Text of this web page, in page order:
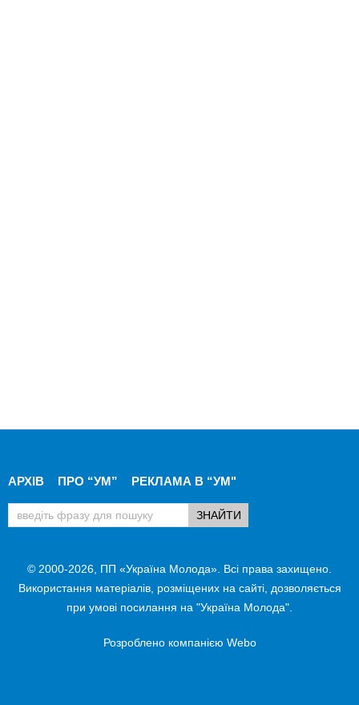
АРХІВ ПРО “УМ” РЕКЛАМА В “УМ"
© 2000-2026, ПП «Україна Молода». Всі права захищено.
Використання матеріалів, розміщених на сайті, дозволяється
при умові посилання на "Україна Молода".
Розроблено компанією Webo